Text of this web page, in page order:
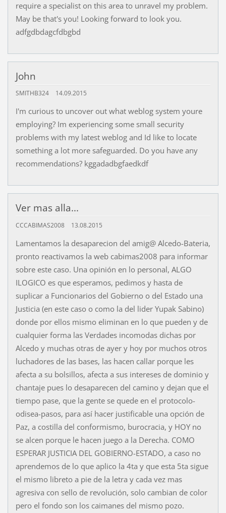
require a specialist on this area to unravel my problem.
May be that's you! Looking forward to look you.
adfgdbdagcfdbgbd
John
SMITHB324 14.09.2015
I'm curious to uncover out what weblog system youre
employing? Im experiencing some small security
problems with my latest weblog and Id like to locate
something a lot more safeguarded. Do you have any
recommendations? kggadadbgfaedkdf
Ver mas alla...
CCCABIMAS2008 13.08.2015
Lamentamos la desaparecion del amig@ Alcedo-Bateria,
pronto reactivamos la web cabimas2008 para informar
sobre este caso. Una opinión en lo personal, ALGO
ILOGICO es que esperamos, pedimos y hasta de
suplicar a Funcionarios del Gobierno o del Estado una
Justicia (en este caso o como la del lider Yupak Sabino)
donde por ellos mismo eliminan en lo que pueden y de
cualquier forma las Verdades incomodas dichas por
Alcedo y muchas otras de ayer y hoy por muchos otros
luchadores de las bases, las hacen callar porque les
afecta a su bolsillos, afecta a sus intereses de dominio y
chantaje pues lo desaparecen del camino y dejan que el
tiempo pase, que la gente se quede en el protocolo-
odisea-pasos, para así hacer justificable una opción de
Paz, a costilla del conformismo, burocracia, y HOY no
se alcen porque le hacen juego a la Derecha. COMO
ESPERAR JUSTICIA DEL GOBIERNO-ESTADO, a caso no
aprendemos de lo que aplico la 4ta y que esta 5ta sigue
el mismo libreto a pie de la letra y cada vez mas
agresiva con sello de revolución, solo cambian de color
pero el fondo son los caimanes del mismo pozo.